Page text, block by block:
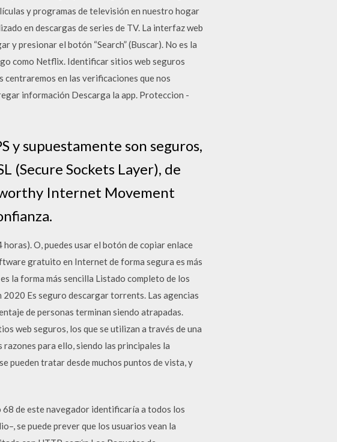
y programas de televisión en nuestro hogar
en descargas de series de TV. La interfaz web
y presionar el botón “Search” (Buscar). No es la
como Netflix. Identificar sitios web seguros
en las verificaciones que nos
información Descarga la app. Proteccion -
y supuestamente son seguros,
(Secure Sockets Layer), de
Internet Movement
O, puedes usar el botón de copiar enlace
gratuito en Internet de forma segura es más
la forma más sencilla Listado completo de los
Es seguro descargar torrents. Las agencias
de personas terminan siendo atrapadas.
web seguros, los que se utilizan a través de una
razones para ello, siendo las principales la
pueden tratar desde muchos puntos de vista, y
de este navegador identificaría a todos los
se puede prever que los usuarios vean la